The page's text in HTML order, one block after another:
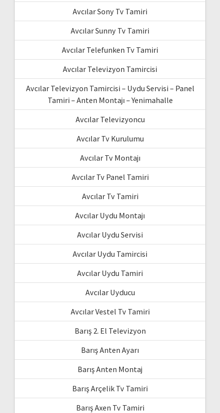
Avcılar Sony Tv Tamiri
Avcılar Sunny Tv Tamiri
Avcılar Telefunken Tv Tamiri
Avcılar Televizyon Tamircisi
Avcılar Televizyon Tamircisi – Uydu Servisi – Panel
Tamiri – Anten Montajı – Yenimahalle
Avcılar Televizyoncu
Avcılar Tv Kurulumu
Avcılar Tv Montajı
Avcılar Tv Panel Tamiri
Avcılar Tv Tamiri
Avcılar Uydu Montajı
Avcılar Uydu Servisi
Avcılar Uydu Tamircisi
Avcılar Uydu Tamiri
Avcılar Uyducu
Avcılar Vestel Tv Tamiri
Barış 2. El Televizyon
Barış Anten Ayarı
Barış Anten Montaj
Barış Arçelik Tv Tamiri
Barış Axen Tv Tamiri